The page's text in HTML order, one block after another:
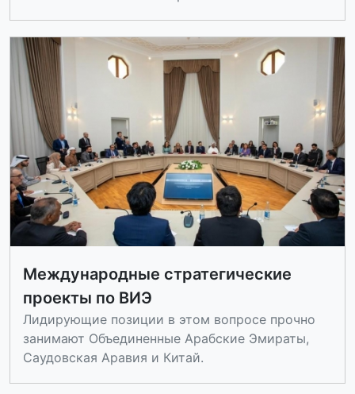
Международные стратегические
проекты по ВИЭ
Лидирующие позиции в этом вопросе прочно
занимают Объединенные Арабские Эмираты,
Саудовская Аравия и Китай.